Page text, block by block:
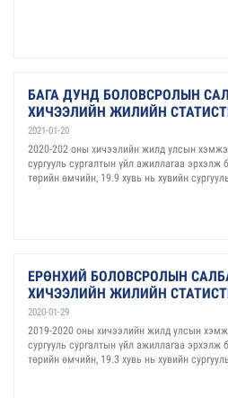
БАГА ДУНД БОЛОВСРОЛЫН
ХИЧЭЭЛИЙН ЖИЛИЙН
2021-01-20
2020-202 оны хичээлийн жилд улсын
сургууль сургалтын үйл ажиллагаа эрхэлж
төрийн өмчийн, 19.9 хувь нь хувийн
ЕРӨНХИЙ БОЛОВСРОЛЫН
ХИЧЭЭЛИЙН ЖИЛИЙН
2020-01-29
2019-2020 оны хичээлийн жилд улсын
сургууль сургалтын үйл ажиллагаа эрхэлж
төрийн өмчийн, 19.3 хувь нь хувийн